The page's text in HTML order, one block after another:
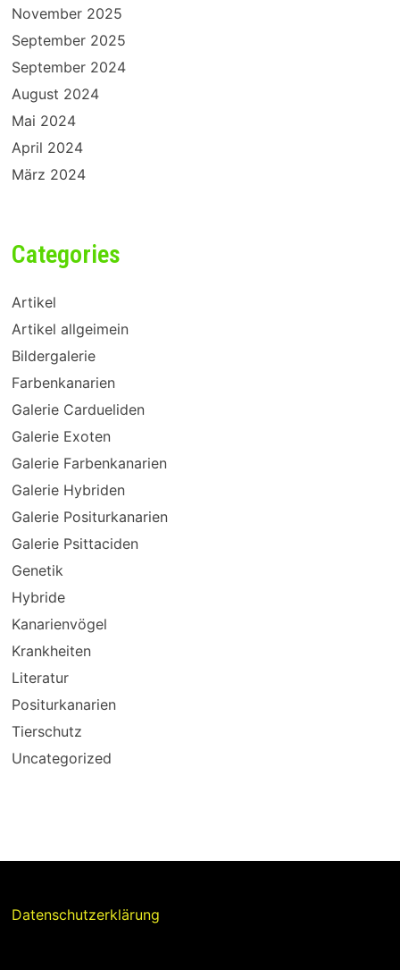
November 2025
September 2025
September 2024
August 2024
Mai 2024
April 2024
März 2024
Categories
Artikel
Artikel allgeimein
Bildergalerie
Farbenkanarien
Galerie Cardueliden
Galerie Exoten
Galerie Farbenkanarien
Galerie Hybriden
Galerie Positurkanarien
Galerie Psittaciden
Genetik
Hybride
Kanarienvögel
Krankheiten
Literatur
Positurkanarien
Tierschutz
Uncategorized
Datenschutzerklärung